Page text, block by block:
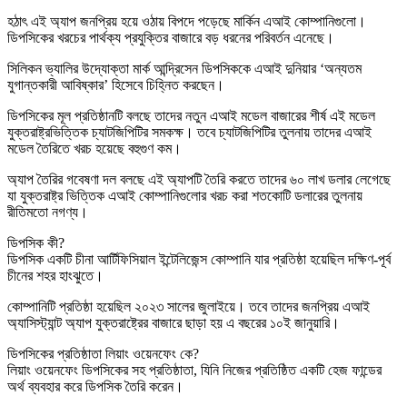
হঠাৎ এই অ্যাপ জনপ্রিয় হয়ে ওঠায় বিপদে পড়েছে মার্কিন এআই কোম্পানিগুলো।
ডিপসিকের খরচের পার্থক্য প্রযুক্তির বাজারে বড় ধরনের পরিবর্তন এনেছে।
সিলিকন ভ্যালির উদ্যোক্তা মার্ক আন্দ্রিসেন ডিপসিককে এআই দুনিয়ার ‘অন্যতম
যুগান্তকারী আবিষ্কার’ হিসেবে চিহ্নিত করছেন।
ডিপসিকের মূল প্রতিষ্ঠানটি বলছে তাদের নতুন এআই মডেল বাজারের শীর্ষ এই মডেল
যুক্তরাষ্ট্রভিত্তিক চ্যাটজিপিটির সমকক্ষ। তবে চ্যাটজিপিটির তুলনায় তাদের এআই
মডেল তৈরিতে খরচ হয়েছে বহুগুণ কম।
অ্যাপ তৈরির গবেষণা দল বলছে এই অ্যাপটি তৈরি করতে তাদের ৬০ লাখ ডলার লেগেছে
যা যুক্তরাষ্ট্র ভিত্তিক এআই কোম্পানিগুলোর খরচ করা শতকোটি ডলারের তুলনায়
রীতিমতো নগণ্য।
ডিপসিক কী?
ডিপসিক একটি চীনা আর্টিফিসিয়াল ইন্টেলিজেন্স কোম্পানি যার প্রতিষ্ঠা হয়েছিল দক্ষিণ-পূর্ব
চীনের শহর হাংঝুতে।
কোম্পানিটি প্রতিষ্ঠা হয়েছিল ২০২৩ সালের জুলাইয়ে। তবে তাদের জনপ্রিয় এআই
অ্যাসিস্ট্যান্ট অ্যাপ যুক্তরাষ্ট্রের বাজারে ছাড়া হয় এ বছরের ১০ই জানুয়ারি।
ডিপসিকের প্রতিষ্ঠাতা লিয়াং ওয়েনফেং কে?
লিয়াং ওয়েনফেং ডিপসিকের সহ প্রতিষ্ঠাতা, যিনি নিজের প্রতিষ্ঠিত একটি হেজ ফান্ডের
অর্থ ব্যবহার করে ডিপসিক তৈরি করেন।